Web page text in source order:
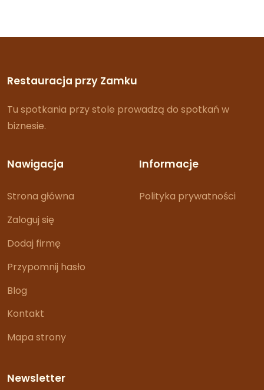
Restauracja przy Zamku
Tu spotkania przy stole prowadzą do spotkań w
biznesie.
Nawigacja
Strona główna
Zaloguj się
Dodaj firmę
Przypomnij hasło
Blog
Kontakt
Mapa strony
Informacje
Polityka prywatności
Newsletter